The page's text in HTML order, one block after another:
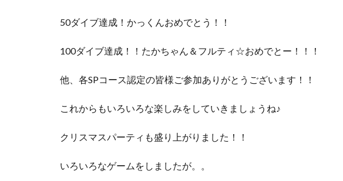
50ダイブ達成！かっくんおめでとう！！
100ダイブ達成！！たかちゃん＆フルティ☆おめでとー！！！
他、各SPコース認定の皆様ご参加ありがとうございます！！
これからもいろいろな楽しみをしていきましょうね♪
クリスマスパーティも盛り上がりました！！
いろいろなゲームをしましたが。。